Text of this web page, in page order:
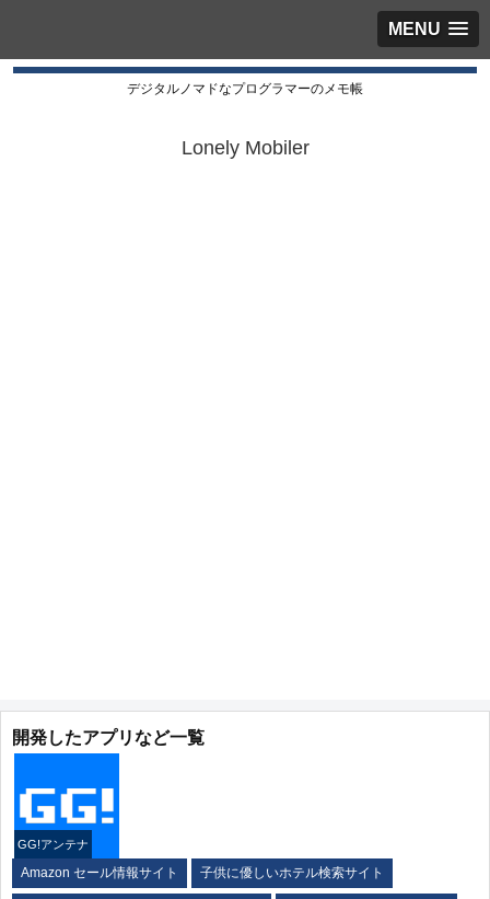
MENU
デジタルノマドなプログラマーのメモ帳
Lonely Mobiler
開発したアプリなど一覧
GG!アンテナ
Amazon セール情報サイト 子供に優しいホテル検索サイト